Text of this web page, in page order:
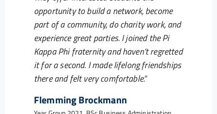
opportunity to build a network, become
part of a community, do charity work, and
experience great parties. I joined the Pi
Kappa Phi fraternity and haven’t regretted
it for a second. I made lifelong friendships
there and felt very comfortable.
Flemming Brockmann